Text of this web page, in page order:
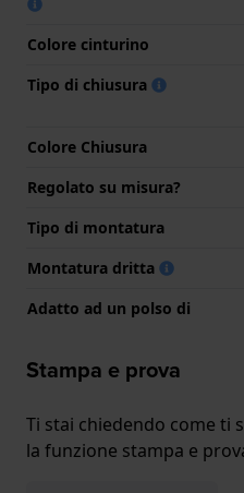
Colore cinturino
Tipo di chiusura
Colore Chiusura
Regolato su misura?
Tipo di montatura
Montatura dritta
Adatto ad un polso di
Stampa e prova
Ti stai chiedendo come ti
la funzione stampa e